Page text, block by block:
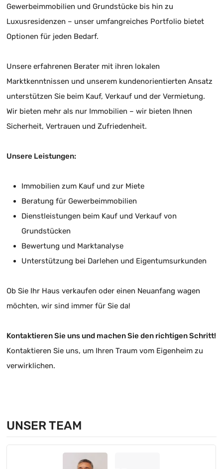
Gewerbeimmobilien und Grundstücke bis hin zu
Luxusresidenzen – unser umfangreiches Portfolio bietet
Optionen für jeden Bedarf.
Unsere erfahrenen Berater mit ihren lokalen
Marktkenntnissen und unserem kundenorientierten Ansatz
unterstützen Sie beim Kauf, Verkauf und der Vermietung.
Wir bieten mehr als nur Immobilien – wir bieten Ihnen
Sicherheit, Vertrauen und Zufriedenheit.
Unsere Leistungen:
Immobilien zum Kauf und zur Miete
Beratung für Gewerbeimmobilien
Dienstleistungen beim Kauf und Verkauf von
Grundstücken
Bewertung und Marktanalyse
Unterstützung bei Darlehen und Eigentumsurkunden
Ob Sie Ihr Haus verkaufen oder einen Neuanfang wagen
möchten, wir sind immer für Sie da!
Kontaktieren Sie uns und machen Sie den richtigen Schritt!
Kontaktieren Sie uns, um Ihren Traum vom Eigenheim zu
verwirklichen.
UNSER TEAM